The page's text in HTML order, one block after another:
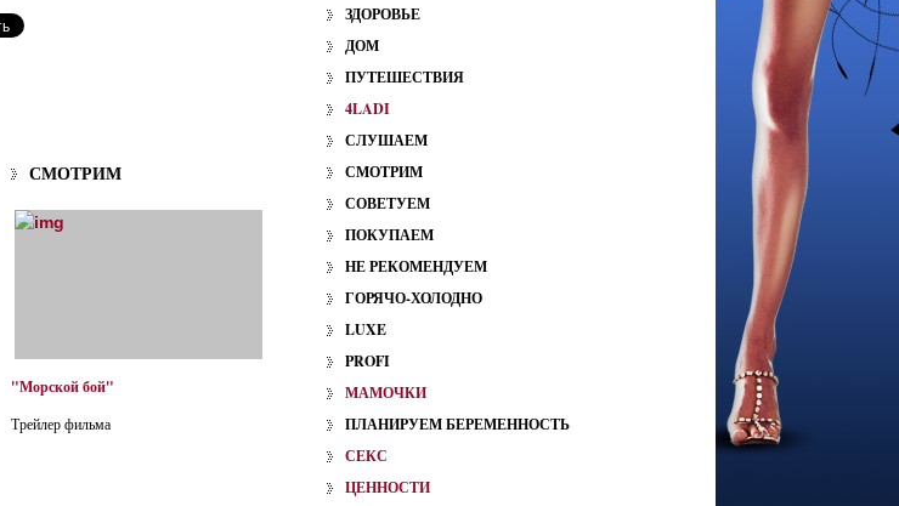
СМОТРИМ
"Морской бой"
Трейлер фильма
ЗДОРОВЬЕ
ДОМ
ПУТЕШЕСТВИЯ
4LADI
СЛУШАЕМ
СМОТРИМ
СОВЕТУЕМ
ПОКУПАЕМ
НЕ РЕКОМЕНДУЕМ
ГОРЯЧО-ХОЛОДНО
LUXE
PROFI
МАМОЧКИ
ПЛАНИРУЕМ БЕРЕМЕННОСТЬ
СЕКС
ЦЕННОСТИ